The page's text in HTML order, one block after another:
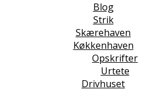
Blog
Strik
Skærehaven
Køkkenhaven
Opskrifter
Urtete
Drivhuset